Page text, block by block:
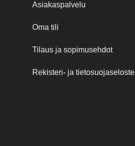
Asiakaspalvelu
Oma tili
Tilaus ja sopimusehdot
Rekisteri- ja tietosuojaseloste